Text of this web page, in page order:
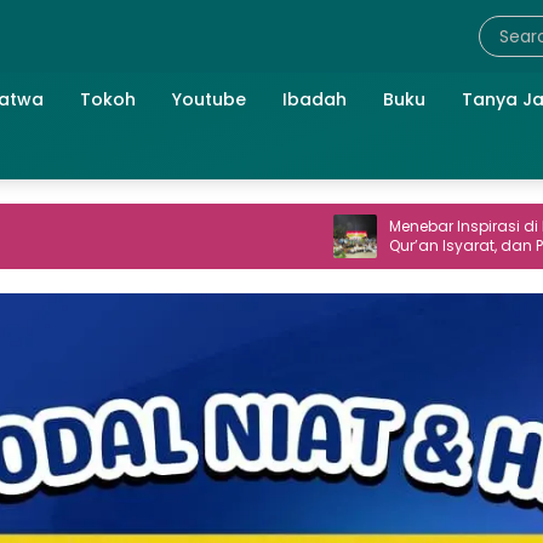
Tokoh Youtube Ibadah Buku Tanya
Menebar Inspirasi di Perum TNI AL:
Qur’an Isyarat, dan Perpisahan
Hangat